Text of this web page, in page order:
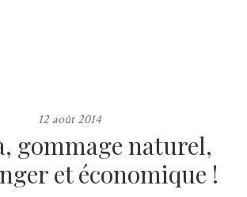
12 août 2014
gommage naturel,
et économique !